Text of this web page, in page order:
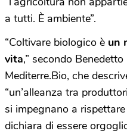
a tutti. È ambiente”.
“Coltivare biologico è un
vita,” secondo
Mediterre.Bio, che
“un’alleanza tra
si impegnano a
dichiara di essere